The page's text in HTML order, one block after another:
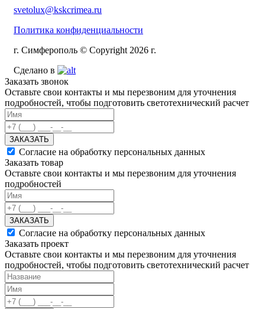
svetolux@kskcrimea.ru
Политика конфиденциальности
г. Симферополь © Copyright 2026 г.
Сделано в
Заказать звонок
Оставьте свои контакты и мы перезвоним для уточнения
подробностей, чтобы подготовить светотехнический расчет
ЗАКАЗАТЬ
Согласие на обработку персональных данных
Заказать товар
Оставьте свои контакты и мы перезвоним для уточнения
подробностей
ЗАКАЗАТЬ
Согласие на обработку персональных данных
Заказать проект
Оставьте свои контакты и мы перезвоним для уточнения
подробностей, чтобы подготовить светотехнический расчет